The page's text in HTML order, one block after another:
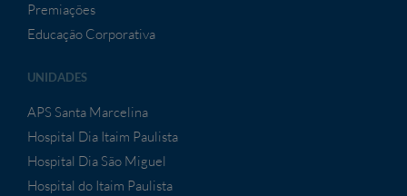
Premiações
Educação Corporativa
UNIDADES
APS Santa Marcelina
Hospital Dia Itaim Paulista
Hospital Dia São Miguel
Hospital do Itaim Paulista